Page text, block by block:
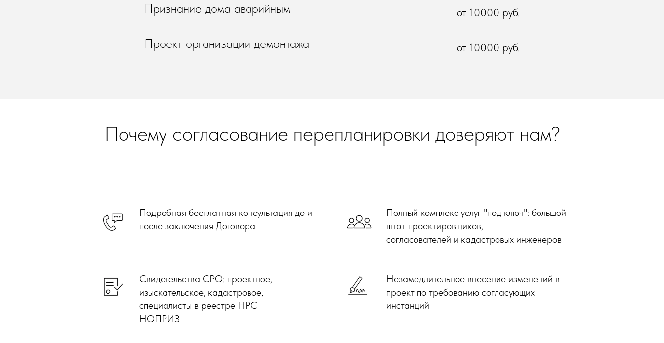
Признание дома аварийным от 10000 руб.
Проект организации демонтажа от 10000 руб.
Почему согласование перепланировки доверяют нам?
Подробная бесплатная консультация до и
после заключения Договора
Полный комплекс услуг "под ключ": большой
штат проектировщиков,
согласователей и кадастровых инженеров
Свидетельства СРО: проектное,
изыскательское, кадастровое,
специалисты в реестре НРС
НОПРИЗ
Незамедлительное внесение изменений в
проект по требованию согласующих
инстанций